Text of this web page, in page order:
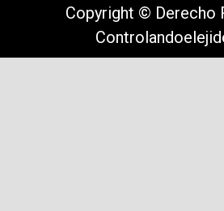
Copyright © Derecho